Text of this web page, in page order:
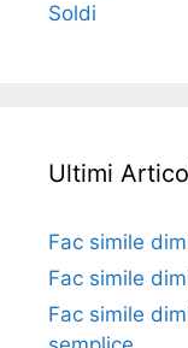
Soldi
Ultimi
Fac simile
Fac simile
Fac simile